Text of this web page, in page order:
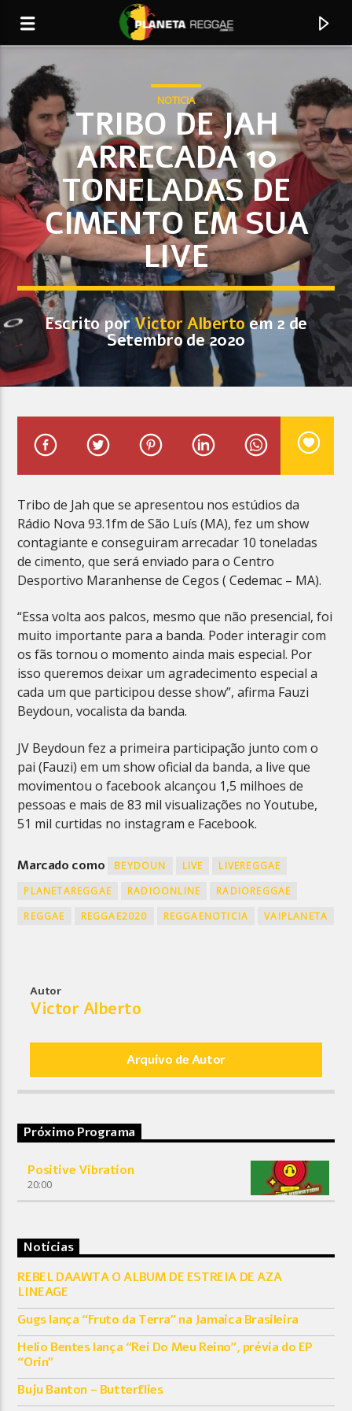
0:00
Faixa Atual
Nubia
ANDAMENTO
Planeta Reggae
NOTICIA
TRIBO DE JAH
ARRECADA 10
TONELADAS DE
CIMENTO EM SUA
LIVE
Escrito porVictor Alberto em 2 de
Setembro de 2020
Tribo de Jah que se apresentou nos estúdios da
Rádio Nova 93.1fm de São Luís (MA), fez um show
contagiante e conseguiram arrecadar 10 toneladas
de cimento, que será enviado para o Centro
Desportivo Maranhense de Cegos ( Cedemac – MA).
“Essa volta aos palcos, mesmo que não presencial, foi
muito importante para a banda. Poder interagir com
os fãs tornou o momento ainda mais especial. Por
isso queremos deixar um agradecimento especial a
cada um que participou desse show”, afirma Fauzi
Beydoun, vocalista da banda.
JV Beydoun fez a primeira participação junto com o
pai (Fauzi) em um show oficial da banda, a live que
movimentou o facebook alcançou 1,5 milhoes de
pessoas e mais de 83 mil visualizações no Youtube,
51 mil curtidas no instagram e Facebook.
Marcado como BEYDOUN LIVE
LIVEREGGAE
PLANETAREGGAE
RADIOONLINE
RADIOREGGAE
REGGAE
REGGAE2020 REGGAENOTICIA VAIPLANETA
Autor
Victor Alberto
Arquivo de Autor
Próximo Programa
Positive Vibration
20:00
Notícias
REBEL DAAWTA O ALBUM DE ESTREIA DE AZA
LINEAGE
Gugs lança “Fruto da Terra” na Jamaica Brasileira
Helio Bentes lança “Rei Do Meu Reino”, prévia do EP
“Orin”
Buju Banton – Butterflies